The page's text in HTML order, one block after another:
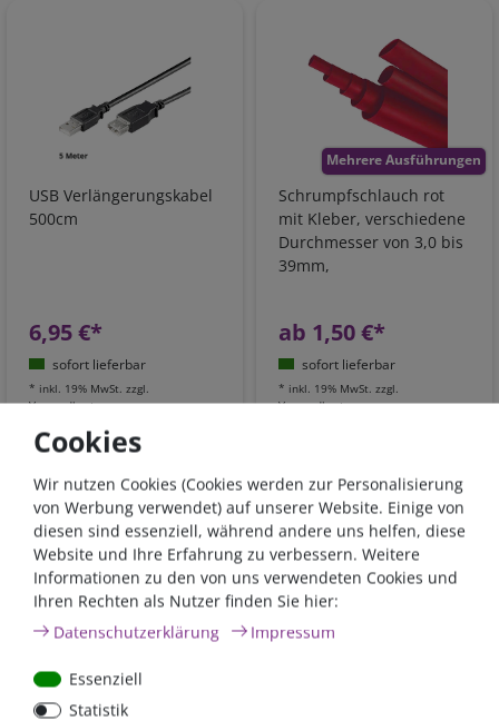
USB Verlängerungskabel
500cm
6,95 €*
sofort lieferbar
* inkl. 19% MwSt. zzgl.
Versandkosten
Mehrere Ausführungen
Schrumpfschlauch rot
mit Kleber, verschiedene
Durchmesser von 3,0 bis
39mm,
ab 1,50 €*
sofort lieferbar
* inkl. 19% MwSt. zzgl.
Versandkosten
Mehrere Ausführungen
schwarz mit Kleber,
Mehrere Ausführungen
Cookies
Wir nutzen Cookies (Cookies werden zur Personalisierung
von Werbung verwendet) auf unserer Website. Einige von
diesen sind essenziell, während andere uns helfen, diese
Website und Ihre Erfahrung zu verbessern. Weitere
Informationen zu den von uns verwendeten Cookies und
Ihren Rechten als Nutzer finden Sie hier:
Daten­schutz­erklärung
Impressum
Essenziell
Statistik